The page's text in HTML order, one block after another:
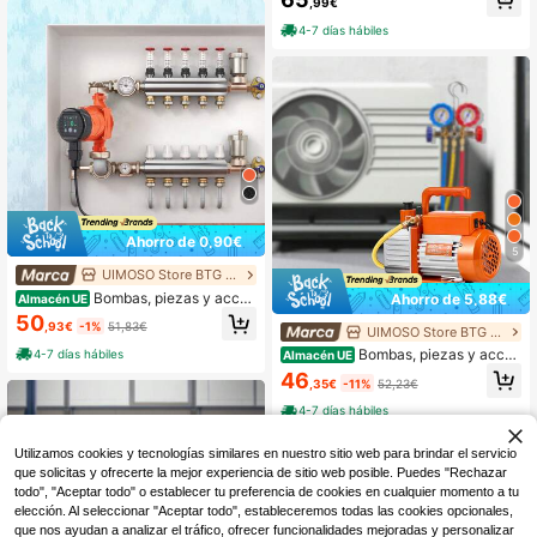
ersa, conexiones de manguera de a
gua de 6 mm (1/4 de pulgada), inclu
ye conectores en Y, T, I y L, así com
o válvulas de cierre, 20 piezas en t
Ahorro de 0,90€
UIMOSO Store BTG EU
Almacén UE Bombas, piezas y acces
orios
50 ,93€ -1% 51,83€
4-7 días hábiles
nte 1.8 m 1/2 pulgada de manguera
4-7 días hábiles
5
Ahorro de 5,88€
UIMOSO Store BTG EU
Almacén UE Bombas, piezas y acces
orios
46 ,35€ -11% 52,23€
4-7 días hábiles
Utilizamos cookies y tecnologías similares en nuestro sitio web para brindar el servicio
que solicitas y ofrecerte la mejor experiencia de sitio web posible. Puedes "Rechazar
todo", "Aceptar todo" o establecer tu preferencia de cookies en cualquier momento a tu
elección. Al seleccionar "Aceptar todo", estableceremos todas las cookies opcionales,
que nos ayudan a analizar el tráfico, ofrecer funcionalidades mejoradas y personalizar